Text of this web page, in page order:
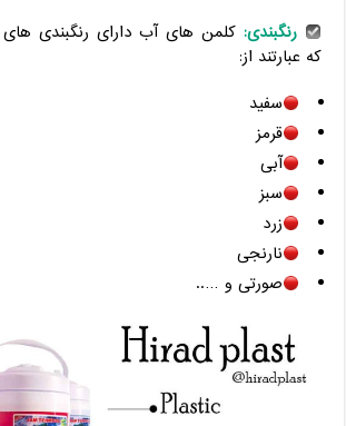
رنگبندی:کلمن های آب دارای رنگبندی های
که عبارتند از:
سفید
قرمز
آبی
سبز
زرد
نارنجی
صورتی و …..